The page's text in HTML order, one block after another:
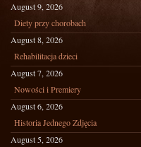
August 9, 2026
Diety przy chorobach
August 8, 2026
Rehabilitacja dzieci
August 7, 2026
Nowości i Premiery
August 6, 2026
Historia Jednego Zdjęcia
August 5, 2026